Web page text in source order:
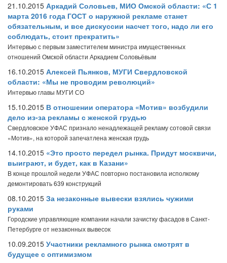
21.10.2015 Аркадий Соловьев, МИО Омской области: «С 1
марта 2016 года ГОСТ о наружной рекламе станет
обязательным, и все дискуссии насчет того, надо ли его
соблюдать, стоит прекратить»
Интервью с первым заместителем министра имущественных
отношений Омской области Аркадием Соловьёвым
16.10.2015 Алексей Пьянков, МУГИ Свердловской
области: «Мы не проводим революций»
Интервью главы МУГИ СО
15.10.2015 В отношении оператора «Мотив» возбудили
дело из-за рекламы с женской грудью
Свердловское УФАС признало ненадлежащей рекламу сотовой связи
«Мотив», на которой запечатлена женская грудь
14.10.2015 «Это просто передел рынка. Придут москвичи,
выиграют, и будет, как в Казани»
В конце прошлой недели УФАС повторно постановила исполкому
демонтировать 639 конструкций
08.10.2015 За незаконные вывески взялись чужими
руками
Городские управляющие компании начали зачистку фасадов в Санкт-
Петербурге от незаконных вывесок
10.09.2015 Участники рекламного рынка смотрят в
будущее с оптимизмом